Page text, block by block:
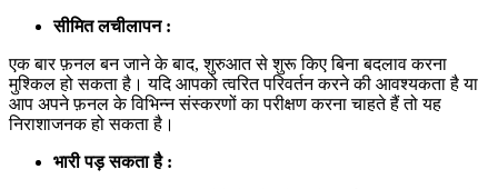
सीमित लचीलापन :
एक बार फ़नल बन जाने के बाद, शुरुआत से शुरू किए बिना बदलाव करना
मुश्किल हो सकता है। यदि आपको त्वरित परिवर्तन करने की आवश्यकता है या
आप अपने फ़नल के विभिन्न संस्करणों का परीक्षण करना चाहते हैं तो यह
निराशाजनक हो सकता है।
भारी पड़ सकता है :